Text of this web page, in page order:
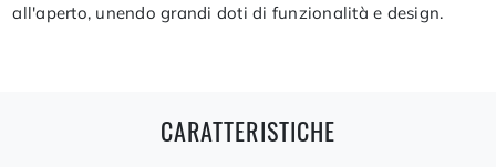
all'aperto, unendo grandi doti di funzionalità e design.
CARATTERISTICHE